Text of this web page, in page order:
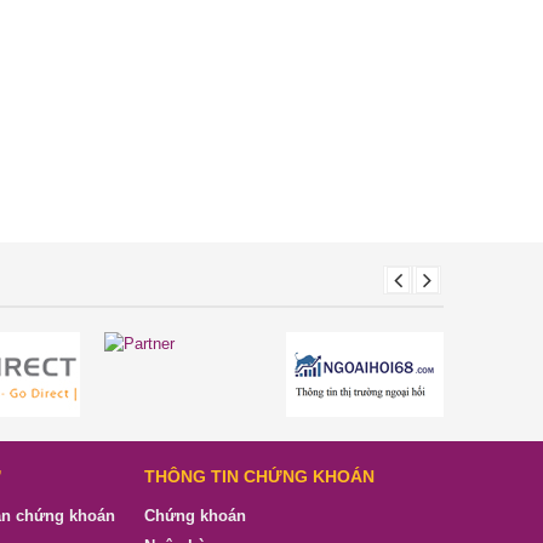
chứng khoán
THÔNG TIN CHỨNG KHOÁN
Chứng khoán